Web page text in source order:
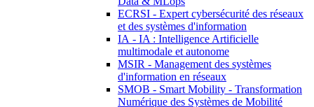
ECRSI - Expert cybersécurité des réseaux
et des systèmes d'information
IA - IA : Intelligence Artificielle
multimodale et autonome
MSIR - Management des systèmes
d'information en réseaux
SMOB - Smart Mobility - Transformation
Numérique des Systèmes de Mobilité